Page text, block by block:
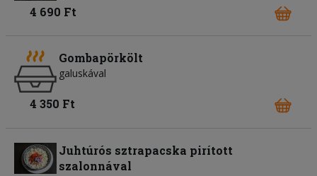
4 690 Ft
Gombapörkölt
galuskával
4 350 Ft
Juhtúrós sztrapacska pirított
szalonnával